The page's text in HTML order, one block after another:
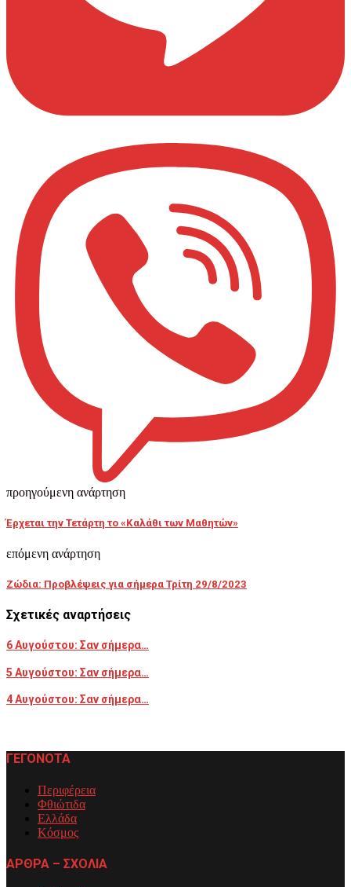
προηγούμενη ανάρτηση
Έρχεται την Τετάρτη το «Καλάθι των Μαθητών»
επόμενη ανάρτηση
Ζώδια: Προβλέψεις για σήμερα Τρίτη 29/8/2023
Σχετικές αναρτήσεις
6 Αυγούστου: Σαν σήμερα…
5 Αυγούστου: Σαν σήμερα…
4 Αυγούστου: Σαν σήμερα…
ΓΕΓΟΝΟΤΑ
Περιφέρεια
Φθιώτιδα
Ελλάδα
Κόσμος
ΑΡΘΡΑ – ΣΧΟΛΙΑ